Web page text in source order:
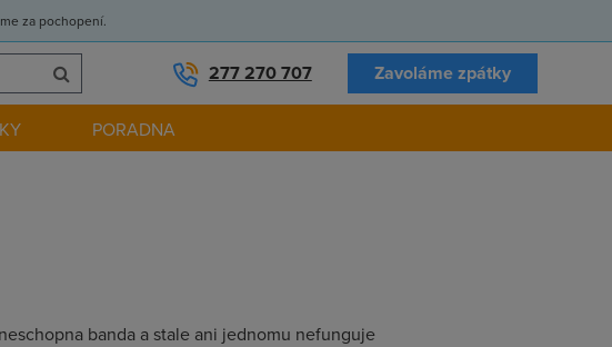
za pochopení.
277 270 707 Zavoláme zpátky
PORADNA
banda a stale ani jednomu nefunguje